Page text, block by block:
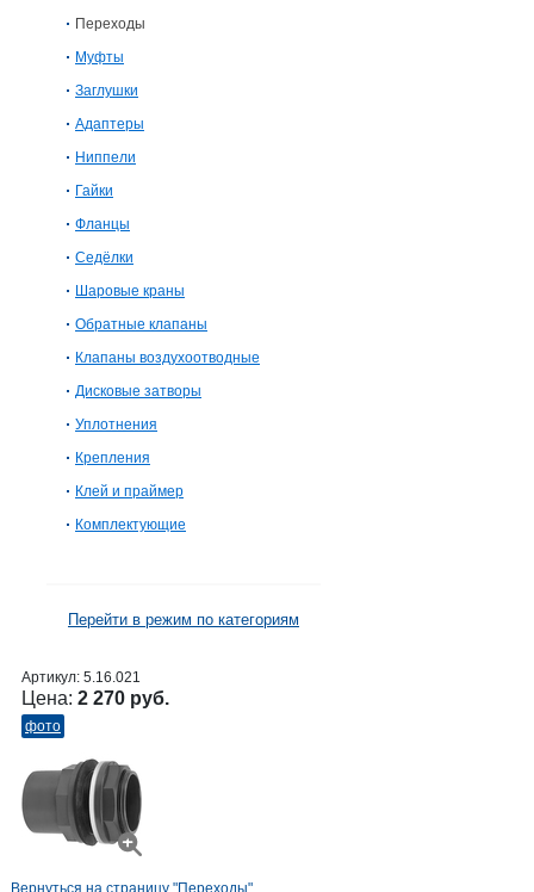
Переходы
Муфты
Заглушки
Адаптеры
Ниппели
Гайки
Фланцы
Седёлки
Шаровые краны
Обратные клапаны
Клапаны воздухоотводные
Дисковые затворы
Уплотнения
Крепления
Клей и праймер
Комплектующие
Перейти в режим по категориям
Артикул: 5.16.021
Цена: 2 270 руб.
фото
Вернуться на страницу "Переходы"